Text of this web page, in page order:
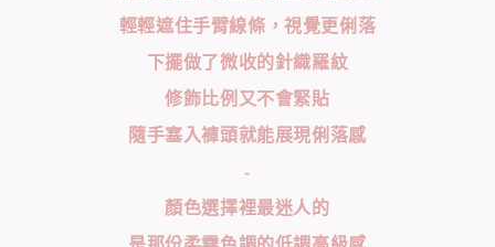
輕輕遮住手臂線條，視覺更俐落
下擺做了微收的針織羅紋
修飾比例又不會緊貼
隨手塞入褲頭就能展現俐落感
-
顏色選擇裡最迷人的